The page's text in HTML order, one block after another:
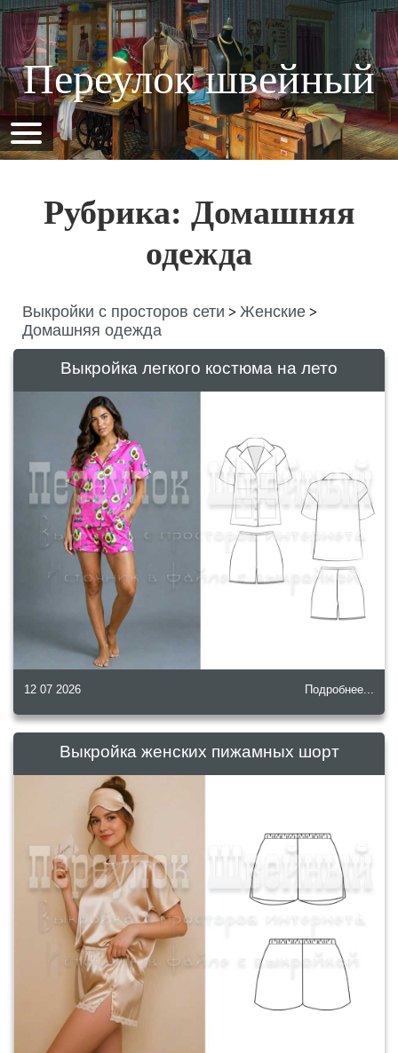
Переулок швейный
Рубрика: Домашняя
одежда
Выкройки с просторов сети > Женские >
Домашняя одежда
Выкройка легкого костюма на лето
12 07 2026 Подробнее...
Выкройка женских пижамных шорт